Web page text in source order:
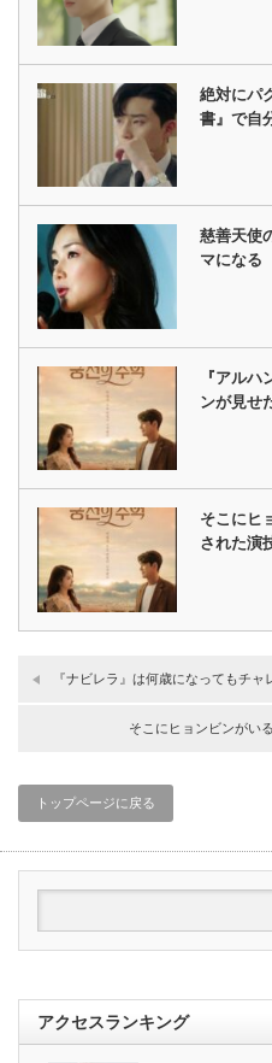
絶対にパ
書』で自
慈善天使
マになる
『アル
ンが見せ
そこにヒ
された演
『ナビレラ』は何歳になってもチャ
そこにヒョンビンがい
トップページに戻る
アクセスランキング